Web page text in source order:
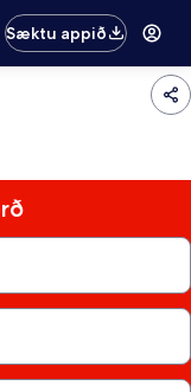
Sæktu appið